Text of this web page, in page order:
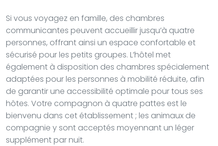
Si vous voyagez en famille, des chambres
communicantes peuvent accueillir jusqu’à quatre
personnes, offrant ainsi un espace confortable et
sécurisé pour les petits groupes. L’hôtel met
également à disposition des chambres spécialement
adaptées pour les personnes à mobilité réduite, afin
de garantir une accessibilité optimale pour tous ses
hôtes. Votre compagnon à quatre pattes est le
bienvenu dans cet établissement ; les animaux de
compagnie y sont acceptés moyennant un léger
supplément par nuit.